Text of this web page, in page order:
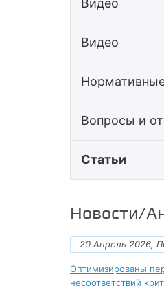
Видео
Видео
Вопросы и
Статьи
Новости/
20 Апрель 2026,
Оптимизированы
несоответствий